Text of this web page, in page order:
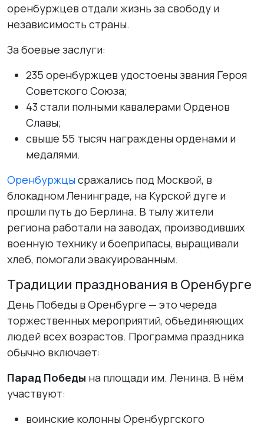
оренбуржцев отдали жизнь за свободу и
независимость страны.
За боевые заслуги:
235 оренбуржцев удостоены звания Героя
Советского Союза;
43 стали полными кавалерами Орденов
Славы;
свыше 55 тысяч награждены орденами и
медалями.
Оренбуржцысражались под Москвой, в
блокадном Ленинграде, на Курской дуге и
прошли путь до Берлина. В тылу жители
региона работали на заводах, производивших
военную технику и боеприпасы, выращивали
хлеб, помогали эвакуированным.
Традиции празднования в Оренбурге
День Победы в Оренбурге — это череда
торжественных мероприятий, объединяющих
людей всех возрастов. Программа праздника
обычно включает:
Парад Победы на площади им. Ленина. В нём
участвуют:
воинские колонны Оренбургского